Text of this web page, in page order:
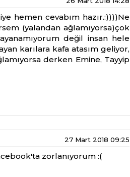
hemen cevabım hazır.:))))Ne
(yalandan ağlamıyorsa)çok
değil insan hele
karılara kafa atasım geliyor,
derken Emine, Tayyip
27 Mart 2018 09:25
zorlanıyorum :(